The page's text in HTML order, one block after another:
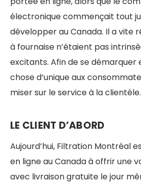
électronique commençait tout
développer au Canada. Il a vite
à fournaise n’étaient pas
excitants. Afin de se démarquer
chose d’unique aux
miser sur le service à la clientèle.
LE CLIENT D’ABORD
Aujourd’hui, Filtration Montréal
en ligne au Canada à offrir une
avec livraison gratuite le jour